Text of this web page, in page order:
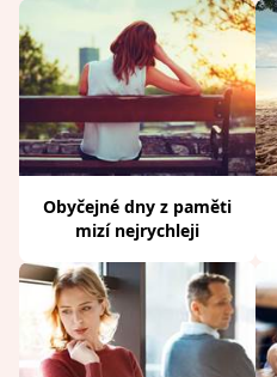
Obyčejné dny z paměti
mizí nejrychleji